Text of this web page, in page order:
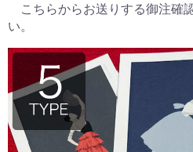
こちらからお送りする御注確
い。